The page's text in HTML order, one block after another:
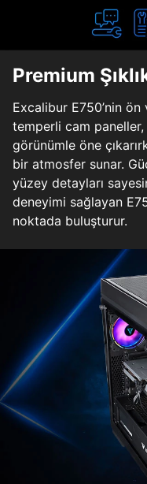
Premium
Excalibur E750’nin
temperli cam
görünümle öne
bir atmosfer sunar.
yüzey detayları
deneyimi sağlayan
noktada buluşturur.